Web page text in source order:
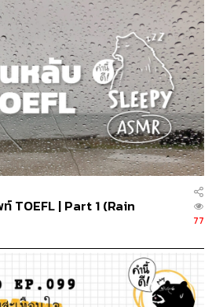
TOEFL | Part 1 (Rain
77